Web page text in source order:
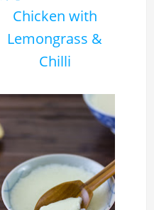
Chicken with
Lemongrass &
Chilli